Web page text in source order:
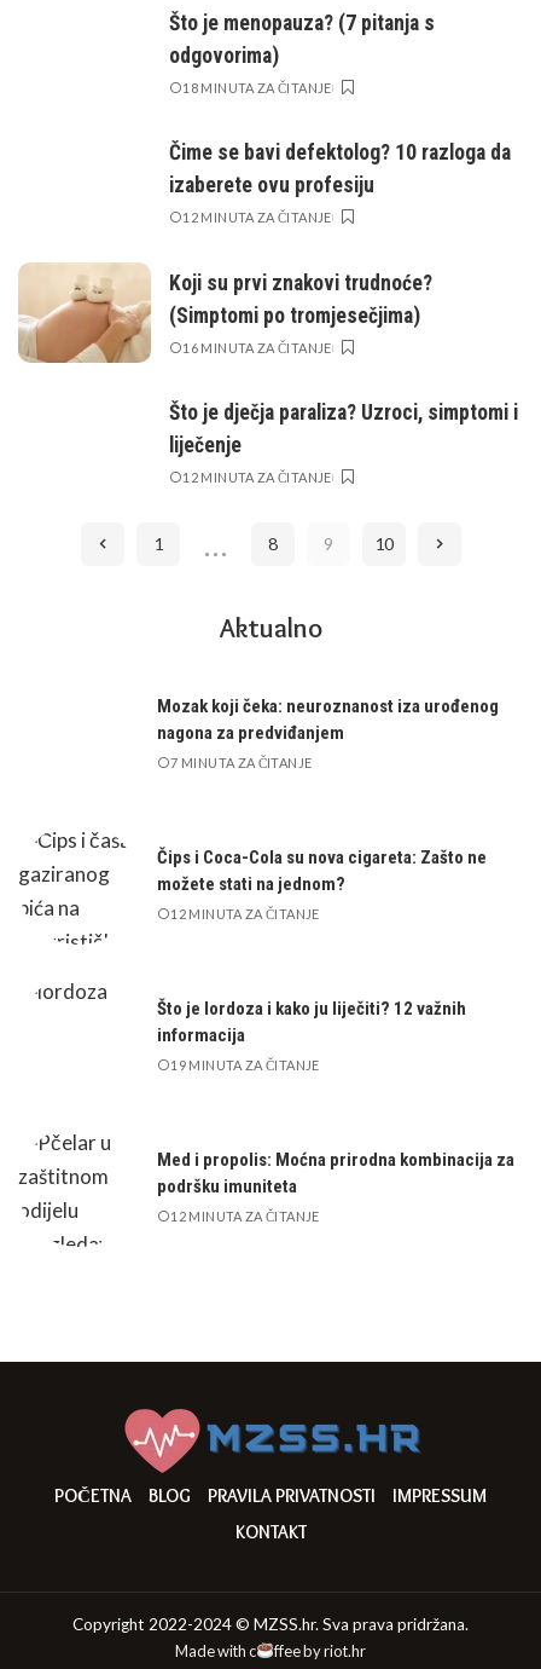
Što je menopauza? (7 pitanja s
odgovorima)
18 MINUTA ZA ČITANJE
Čime se bavi defektolog? 10 razloga da
izaberete ovu profesiju
12 MINUTA ZA ČITANJE
Koji su prvi znakovi trudnoće?
(Simptomi po tromjesečjima)
16 MINUTA ZA ČITANJE
Što je dječja paraliza? Uzroci, simptomi i
liječenje
12 MINUTA ZA ČITANJE
1 … 8 9 10
Aktualno
Mozak koji čeka: neuroznanost iza urođenog
nagona za predviđanjem
7 MINUTA ZA ČITANJE
Čips i Coca-Cola su nova cigareta: Zašto ne
možete stati na jednom?
12 MINUTA ZA ČITANJE
Što je lordoza i kako ju liječiti? 12 važnih
informacija
19 MINUTA ZA ČITANJE
Med i propolis: Moćna prirodna kombinacija za
podršku imuniteta
12 MINUTA ZA ČITANJE
POČETNA BLOG PRAVILA PRIVATNOSTI
IMPRESSUM
KONTAKT
Copyright 2022-2024 © MZSS.hr. Sva prava pridržana.
Made with c
ffee byriot.hr